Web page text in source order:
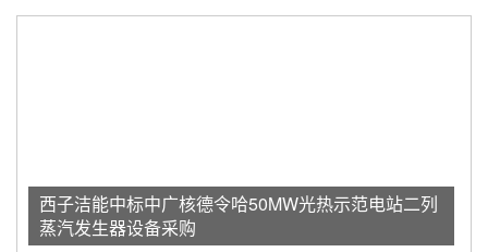
西子洁能中标中广核德令哈50MW光热示范电站二列
蒸汽发生器设备采购